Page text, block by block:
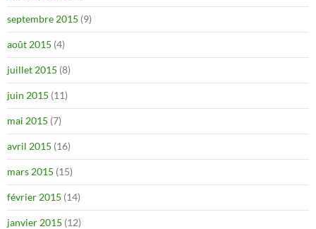
septembre 2015 (9)
août 2015 (4)
juillet 2015 (8)
juin 2015 (11)
mai 2015 (7)
avril 2015 (16)
mars 2015 (15)
février 2015 (14)
janvier 2015 (12)